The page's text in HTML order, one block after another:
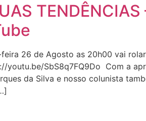
26 de Agosto as 20h00 vai
youtu.be/SbS8q7FQ9Do Com a
da Silva e nosso colunista